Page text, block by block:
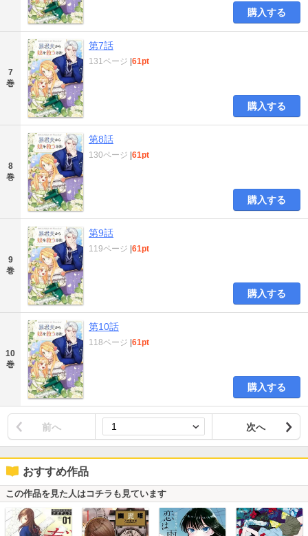
購入する
7
巻
第7話
131ページ 61pt
購入する
8
巻
第8話
130ページ 61pt
購入する
9
巻
第9話
119ページ 61pt
購入する
10
巻
第10話
118ページ 61pt
購入する
前へ 次へ
おすすめ作品
この作品を見た人はコチラも見ています